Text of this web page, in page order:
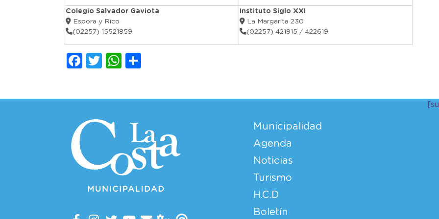
Colegio Salvador Gaviota
Espora y Rico
(02257) 15521859
Instituto Siglo XXI
La Margarita 230
(02257) 421915 / 422619
Facebook
TwitterWhatsApp
Municipalidad
Agenda
Noticias
Turismo
H.C.D
Boletín